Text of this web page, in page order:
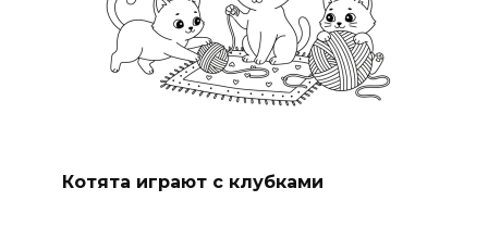
Котята играют с клубками